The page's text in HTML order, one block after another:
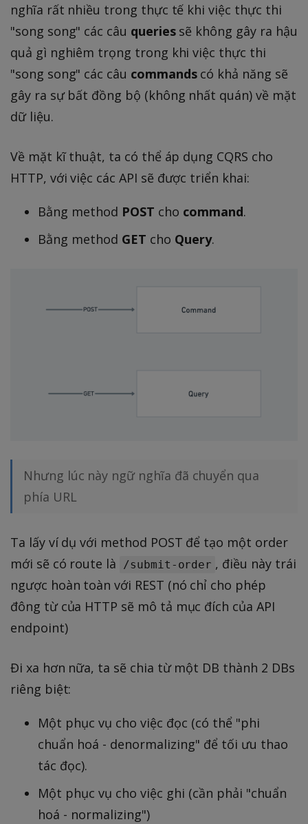
nghĩa rất nhiều trong thực tế khi việc thực thi
"song song" các câu queriessẽ không gây ra hậu
quả gì nghiêm trọng trong khi việc thực thi
"song song" các câu commandscó khả năng sẽ
gây ra sự bất đồng bộ (không nhất quán) về mặt
dữ liệu.
Về mặt kĩ thuật, ta có thể áp dụng CQRS cho
HTTP, với việc các API sẽ được triển khai:
Bằng method POST cho command.
Bằng method GET cho Query.
Nhưng lúc này ngữ nghĩa đã chuyển qua
phía URL
Ta lấy ví dụ với method POST để tạo một order
mới sẽ có route là
/submit-order , điều này trái
ngược hoàn toàn với REST (nó chỉ cho phép
đông từ của HTTP sẽ mô tả mục đích của API
endpoint)
Đi xa hơn nữa, ta sẽ chia từ một DB thành 2 DBs
riêng biệt:
Một phục vụ cho việc đọc (có thể "phi
chuẩn hoá - denormalizing" để tối ưu thao
tác đọc).
Một phục vụ cho việc ghi (cần phải "chuẩn
hoá - normalizing")